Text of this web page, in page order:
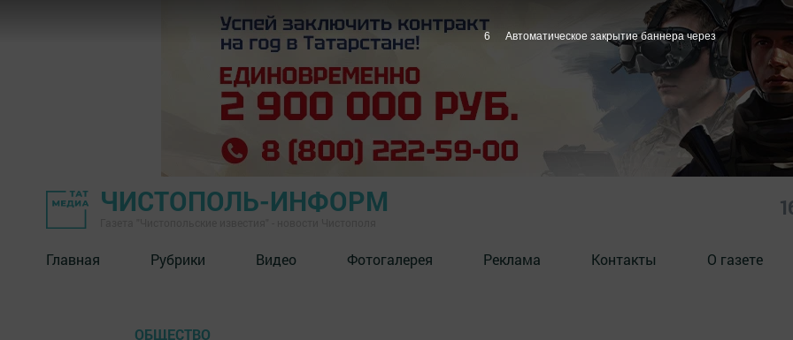
ЧИСТОПОЛЬ-ИНФОРМ
Главная Рубрики Видео Фотогалерея Реклама Контакты О газете
ОБЩЕСТВО
5 Автоматическое закрытие баннера через